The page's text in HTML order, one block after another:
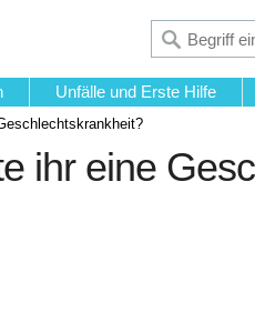
Unfälle und Erste Hilfe
ihr eine